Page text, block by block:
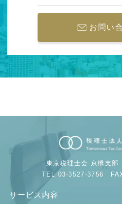
お問い
東京税理士会 京橋支
TEL 03-3527-3756
サービス内容